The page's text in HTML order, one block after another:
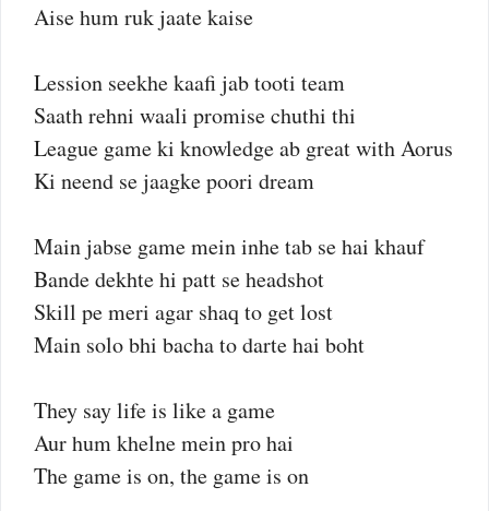
Aise hum ruk jaate kaise
Lession seekhe kaafi jab tooti team
Saath rehni waali promise chuthi thi
League game ki knowledge ab great with Aorus
Ki neend se jaagke poori dream
Main jabse game mein inhe tab se hai khauf
Bande dekhte hi patt se headshot
Skill pe meri agar shaq to get lost
Main solo bhi bacha to darte hai boht
They say life is like a game
Aur hum khelne mein pro hai
The game is on, the game is on